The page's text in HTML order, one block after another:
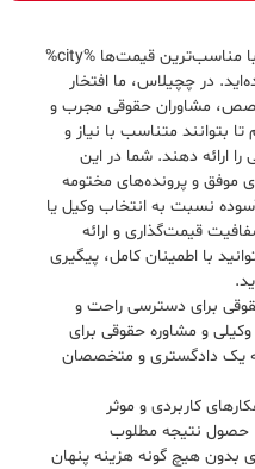
اگر به دنبال بهترین خدمات حقوقی با مناسب‌ترین قیمت‌ها %city%
در چچیلاس، ما افتخار
مشاوران حقوقی مجرب و
بتوانند متناسب با نیاز و
ارائه دهند. شما در این
موفق و پرونده‌های مختومه
نسبت به انتخاب وکیل یا
قیمت‌گذاری و ارائه
با اطمینان کامل، پیگیری
برای دسترسی راحت و
و مشاوره حقوقی برای
یک دادگستری و متخصصان
کاربردی و موثر
حصول نتیجه مطلوب
بدون هیچ گونه هزینه پنهان